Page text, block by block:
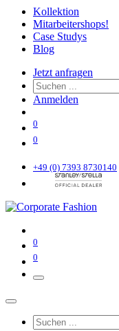
Kollektion
Mitarbeitershops!
Case Studys
Blog
Jetzt anfragen
Anmelden
0
0
+49 (0) 7393 8730140
0
0